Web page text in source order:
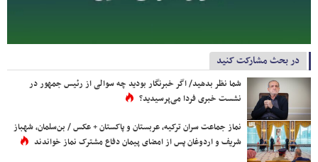
در بحث مشارکت کنید
شما نظر بدهید/ اگر خبرنگار بودید چه سوالی از رئیس جمهور در
نشست خبری فردا می‌پرسیدید؟
نماز جماعت سران ترکیه، عربستان و پاکستان + عکس / بن‌سلمان، شهباز
شریف و اردوغان پس از امضای پیمان دفاع مشترک نماز خواندند